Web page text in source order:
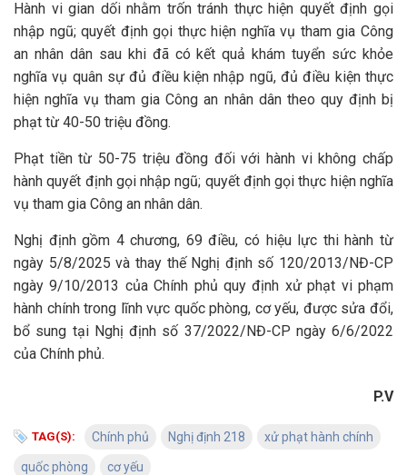
Hành vi gian dối nhằm trốn tránh thực hiện quyết định gọi
nhập ngũ; quyết định gọi thực hiện nghĩa vụ tham gia Công
an nhân dân sau khi đã có kết quả khám tuyển sức khỏe
nghĩa vụ quân sự đủ điều kiện nhập ngũ, đủ điều kiện thực
hiện nghĩa vụ tham gia Công an nhân dân theo quy định bị
phạt từ 40-50 triệu đồng.
Phạt tiền từ 50-75 triệu đồng đối với hành vi không chấp
hành quyết định gọi nhập ngũ; quyết định gọi thực hiện nghĩa
vụ tham gia Công an nhân dân.
Nghị định gồm 4 chương, 69 điều, có hiệu lực thi hành từ
ngày 5/8/2025 và thay thế Nghị định số 120/2013/NĐ-CP
ngày 9/10/2013 của Chính phủ quy định xử phạt vi phạm
hành chính trong lĩnh vực quốc phòng, cơ yếu, được sửa đổi,
bổ sung tại Nghị định số 37/2022/NĐ-CP ngày 6/6/2022
của Chính phủ.
P.V
TAG(S): Chính phủ Nghị định 218 xử phạt hành chính
quốc phòng cơ yếu